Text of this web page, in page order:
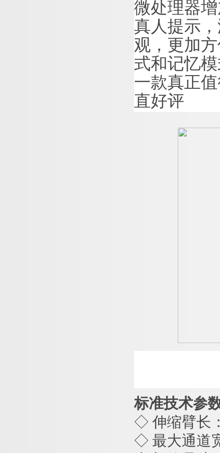
微处理器
真人提示
观，更加
式和记忆
一款真正
直好评
标准技术参
◇ 伸缩臂长
◇ 最大通道